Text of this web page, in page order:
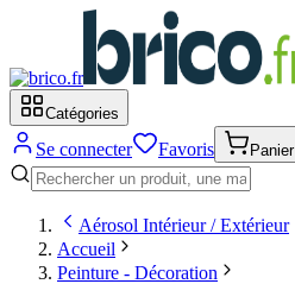
Catégories
Se connecter Favoris Panier
Aérosol Intérieur / Extérieur
Accueil
Peinture - Décoration